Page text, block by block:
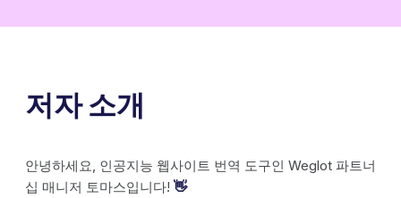
저자 소개
안녕하세요, 인공지능 웹사이트 번역 도구인 Weglot 파트너
십 매니저 토마스입니다! 👋